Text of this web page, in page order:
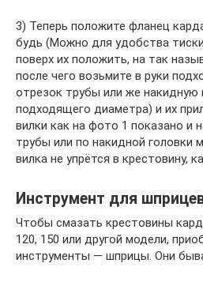
3) Теперь положите фланец
будь (Можно для удобства
поверх их положить, на так
после чего возьмите в руки
отрезок трубы или же накидную
подходящего диаметра) и их
вилки как на фото 1 показано и
трубы или по накидной головки
вилка не упрётся в крестовину,
Инструмент для
Чтобы смазать крестовины
120, 150 или другой модели,
инструменты — шприцы. Они